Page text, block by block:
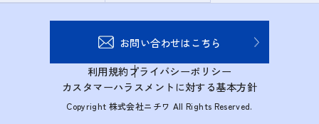
お問い合わせはこちら
利用規約プライバシーポリシー
カスタマーハラスメントに対する基本方針
Copyright 株式会社ニチワ All Rights Reserved.